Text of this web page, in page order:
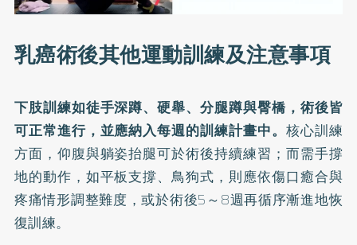
乳癌術後其他運動訓練及注意事項
下肢訓練如徒手深蹲、硬舉、分腿蹲與臀橋，術後皆
可正常進行，並應納入每週的訓練計畫中。 核心訓練
方面，仰腹與躺姿抬腿可於術後持續練習；而需手撐
地的動作，如平板支撐、鳥狗式，則應依傷口癒合與
疼痛情形調整難度，或於術後5～8週再循序漸進地恢
復訓練。